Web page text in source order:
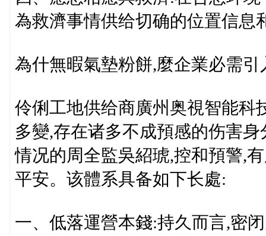
為救濟事情供给切确的位置信息
為什無暇氣墊粉餅,麼企業必需
伶俐工地供给商廣州奥視智能科
多變,存在诸多不成預感的伤害
情况的周全監吳紹琥,控和預警,
平安。该體系具备如下长處:
一、低落運營本錢:持久而言,密